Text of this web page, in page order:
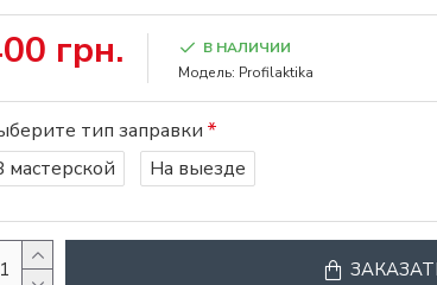
грн.
В НАЛИЧИИ
Модель: Profilaktika
тип заправки
мастерской
На выезде